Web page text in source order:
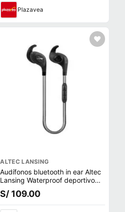
Plazavea
ALTEC LANSING
Audífonos bluetooth in ear Altec
Lansing Waterproof deportivo
IPX6, micrófono incorporado,
máx. 6 horas, control volumen,
negro
S/ 109.00